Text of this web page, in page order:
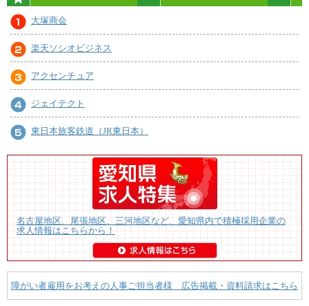
大塚商会
楽天ソシオビジネス
アクセンチュア
ジェイテクト
東日本旅客鉄道（JR東日本）
名古屋地区、尾張地区、三河地区など、愛知県内で積極採用企業の
求人情報はこちらから！
障がい者雇用をお考えの人事ご担当者様 広告掲載・資料請求はこちら